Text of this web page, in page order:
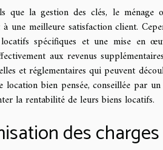
que la gestion des clés, le ménage
une meilleure satisfaction client.
spécifiques et une mise en
aux revenus
et réglementaires qui peuvent
location bien pensée, conseillée par
la rentabilité de leurs biens locatifs.
des charges